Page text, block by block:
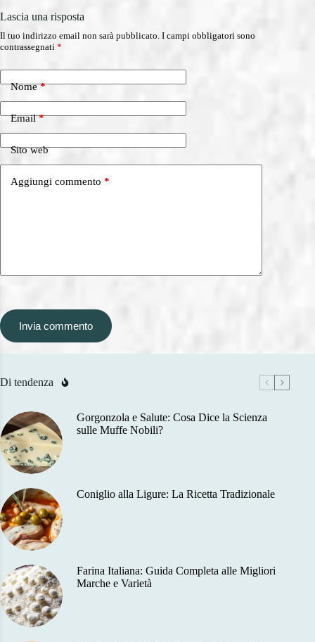
Lascia una risposta
Il tuo indirizzo email non sarà pubblicato. I campi obbligatori sono
contrassegnati *
Nome*
Email*
Sito web
Aggiungi commento *
Invia commento
Di tendenza
Gorgonzola e Salute: Cosa Dice la Scienza
sulle Muffe Nobili?
Coniglio alla Ligure: La Ricetta Tradizionale
Farina Italiana: Guida Completa alle Migliori
Marche e Varietà